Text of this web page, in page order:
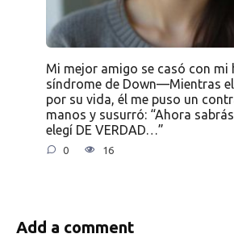
Mi mejor amigo se casó con mi
síndrome de Down—Mientras
por su vida, él me puso un
manos y susurró: “Ahora
elegí DE VERDAD…”
0 16
Add a comment